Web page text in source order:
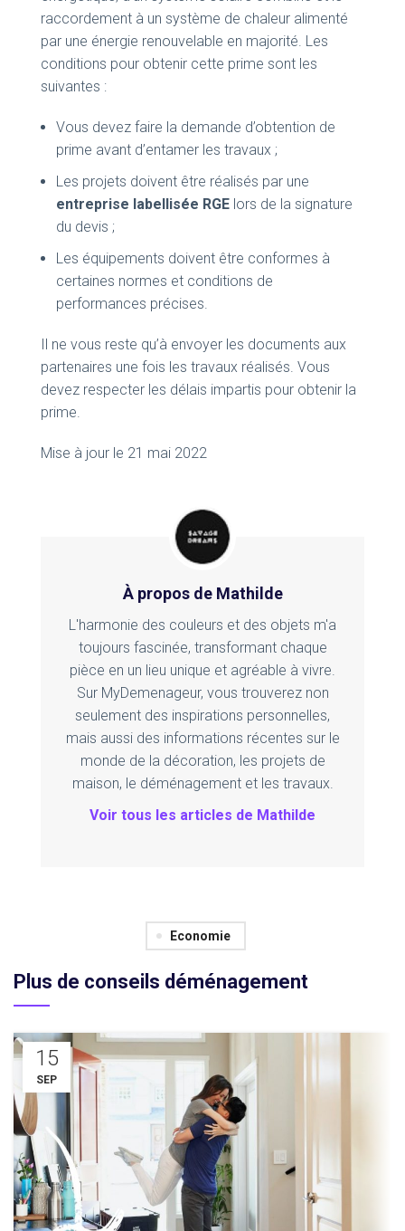
raccordement à un système de chaleur alimenté
par une énergie renouvelable en majorité. Les
conditions pour obtenir cette prime sont les
suivantes :
Vous devez faire la demande d’obtention de
prime avant d’entamer les travaux ;
Les projets doivent être réalisés par une
entreprise labellisée RGE lors de la signature
du devis ;
Les équipements doivent être conformes à
certaines normes et conditions de
performances précises.
Il ne vous reste qu’à envoyer les documents aux
partenaires une fois les travaux réalisés. Vous
devez respecter les délais impartis pour obtenir la
prime.
Mise à jour le 21 mai 2022
À propos de Mathilde
L'harmonie des couleurs et des objets m'a
toujours fascinée, transformant chaque
pièce en un lieu unique et agréable à vivre.
Sur MyDemenageur, vous trouverez non
seulement des inspirations personnelles,
mais aussi des informations récentes sur le
monde de la décoration, les projets de
maison, le déménagement et les travaux.
Voir tous les articles de Mathilde
Economie
Plus de conseils déménagement
15
SEP